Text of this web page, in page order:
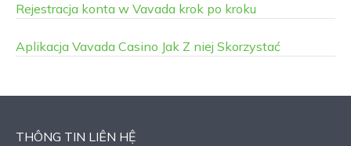
Rejestracja konta w Vavada krok po kroku
Aplikacja Vavada Casino Jak Z niej Skorzystać
THÔNG TIN LIÊN HỆ